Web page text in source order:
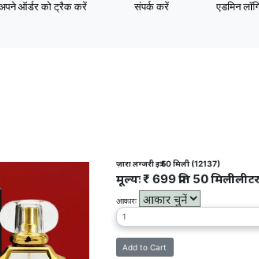
ऑर्डर को ट्रैक करें संपर्क करें एडमिन
ज़ारा लग्जरी इत्र 50 मिली (12137)
मूल्यः ₹ 699 प्रति 50
आकारः